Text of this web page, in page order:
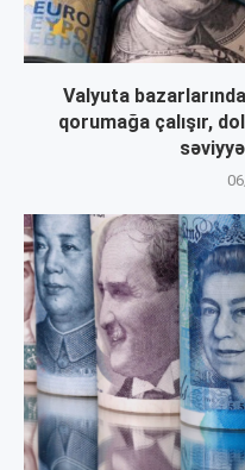
Valyuta
qorumağa çalışır,